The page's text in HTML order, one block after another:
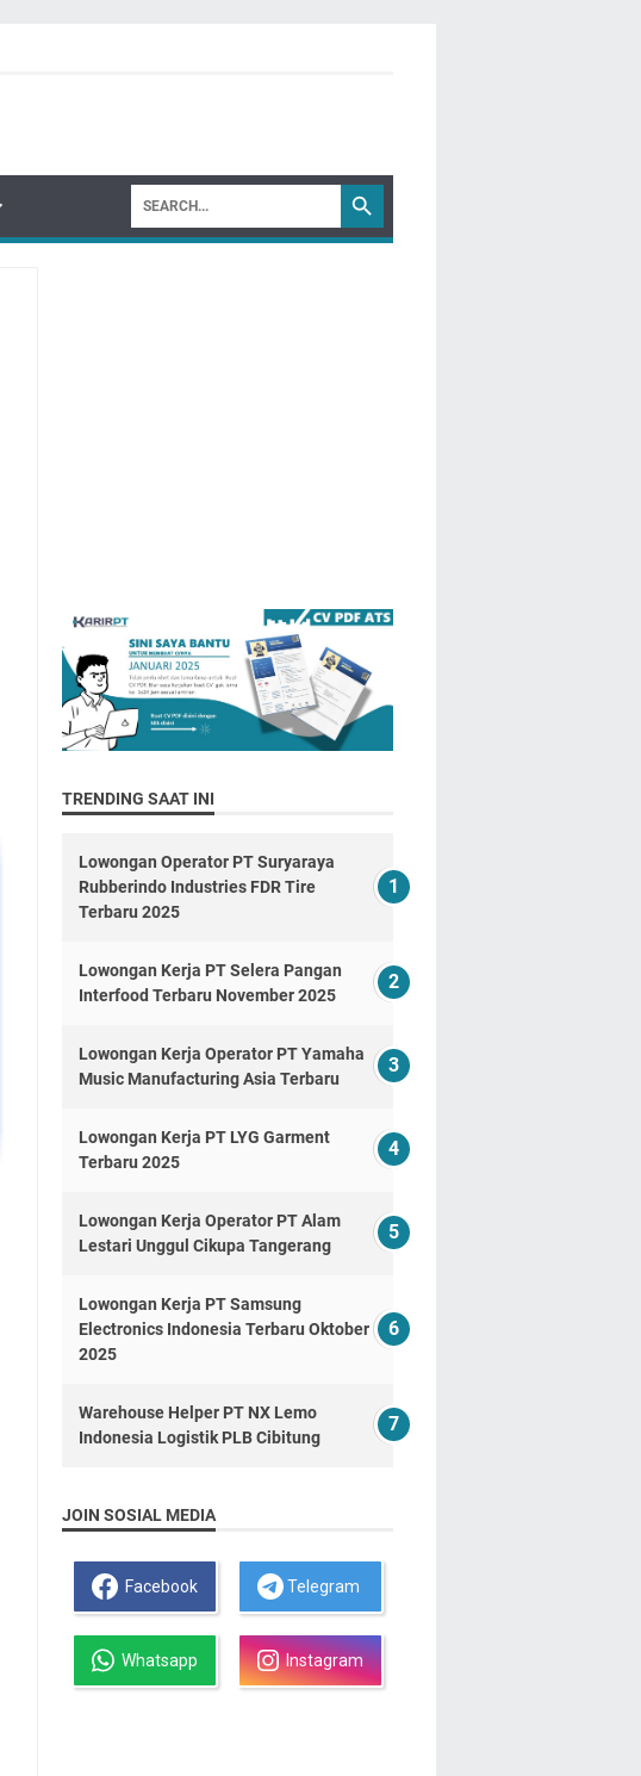
TRENDING SAAT INI
Lowongan Operator PT Suryaraya
Rubberindo Industries FDR Tire
Terbaru 2025
Lowongan Kerja PT Selera Pangan
Interfood Terbaru November 2025
Lowongan Kerja Operator PT Yamaha
Music Manufacturing Asia Terbaru
Lowongan Kerja PT LYG Garment
Terbaru 2025
Lowongan Kerja Operator PT Alam
Lestari Unggul Cikupa Tangerang
Lowongan Kerja PT Samsung
Electronics Indonesia Terbaru Oktober
2025
Warehouse Helper PT NX Lemo
Indonesia Logistik PLB Cibitung
JOIN SOSIAL MEDIA
Facebook Telegram
Whatsapp Instagram